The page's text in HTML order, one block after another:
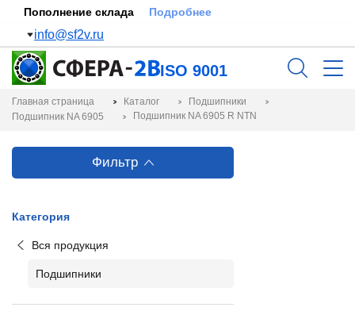
Пополнение склада Подробнее
info@sf2v.ru
ISO 9001
Главная страница Каталог
Подшипники
Подшипник NA 6905
Подшипник NA 6905 R NTN
Фильтр
Категория
Вся продукция
Подшипники